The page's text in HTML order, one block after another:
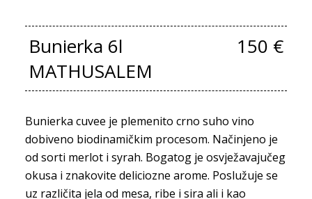
Bunierka 6l
MATHUSALEM
150 €
Bunierka cuvee je plemenito crno suho vino
dobiveno biodinamičkim procesom. Načinjeno je
od sorti merlot i syrah. Bogatog je osvježavajučeg
okusa i znakovite deliciozne arome. Poslužuje se
uz različita jela od mesa, ribe i sira ali i kao